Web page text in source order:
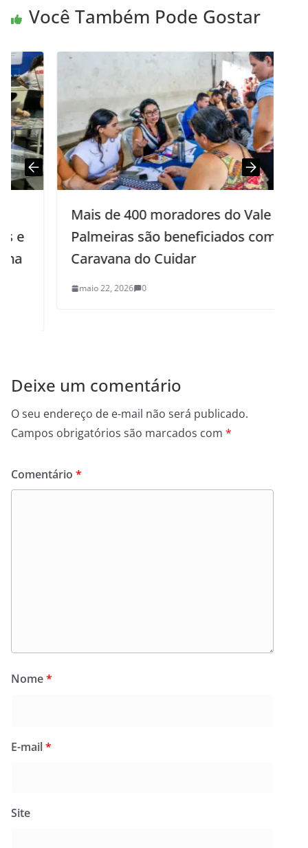
Você Também Pode Gostar
Mais de 400 moradores do Vale das
Palmeiras são beneficiados com a
Caravana do Cuidar
maio 22, 2026 0
Deixe um comentário
O seu endereço de e-mail não será publicado.
Campos obrigatórios são marcados com *
Comentário *
Nome*
E-mail*
Site